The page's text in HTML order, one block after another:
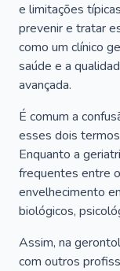
e limitações
prevenir e tratar
como um clínico
saúde e a
avançada.
É comum a
esses dois
Enquanto a
frequentes entre
envelhecimento
biológicos,
Assim, na
com outros